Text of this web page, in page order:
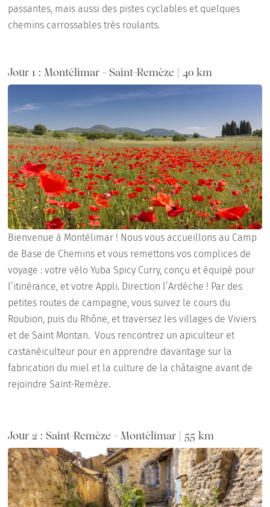
passantes, mais aussi des pistes cyclables et quelques
chemins carrossables très roulants.
Jour 1 : Montélimar - Saint-Remèze | 40 km
Bienvenue à Montélimar ! Nous vous accueillons au Camp
de Base de Chemins et vous remettons vos complices de
voyage : votre vélo Yuba Spicy Curry, conçu et équipé pour
l’itinérance, et votre Appli. Direction l’Ardèche ! Par des
petites routes de campagne, vous suivez le cours du
Roubion, puis du Rhône, et traversez les villages de Viviers
et de Saint Montan. Vous rencontrez un apiculteur et
castanéiculteur pour en apprendre davantage sur la
fabrication du miel et la culture de la châtaigne avant de
rejoindre Saint-Remèze.
Jour 2 : Saint-Remèze - Montélimar | 55 km